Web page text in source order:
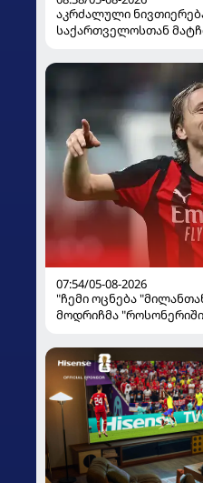
აკრძალული
საქართველოსთან
ინფორმაციას
07:54/05-08-2026
"ჩემი ოცნება
მოდრიჩმა